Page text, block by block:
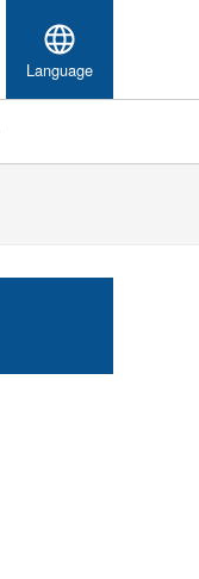
Language